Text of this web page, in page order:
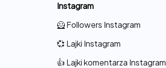
Instagram
🦸 Followers Instagram
💞 Lajki Instagram
👍 Lajki komentarza Instagram